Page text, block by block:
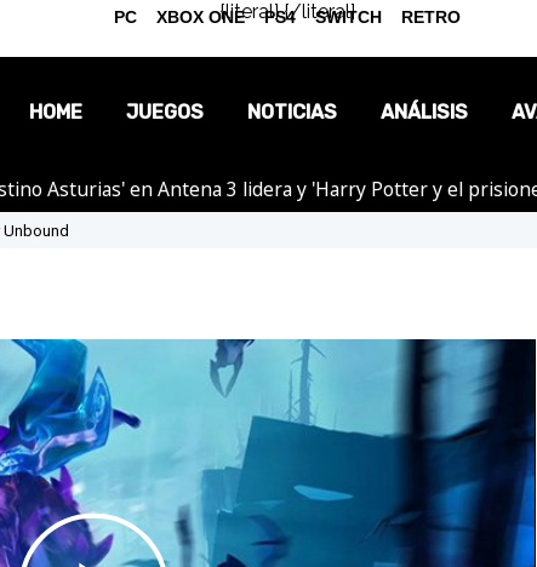
{literal}{/literal}
HOME JUEGOS NOTICIAS
OPINIÓN
ANÁLISIS
Asturias' en Antena 3 lidera y 'Harry Potter y el
Unbound
PC XBOX ONE PS4 SWITCH RETRO